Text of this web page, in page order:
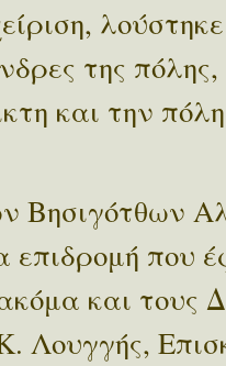
της
και την
Βησιγότθων
επιδρομή που
και τους
Λουγγής,